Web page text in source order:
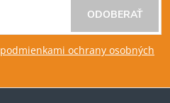
podmienkami ochrany osobných
ODOBERAŤ